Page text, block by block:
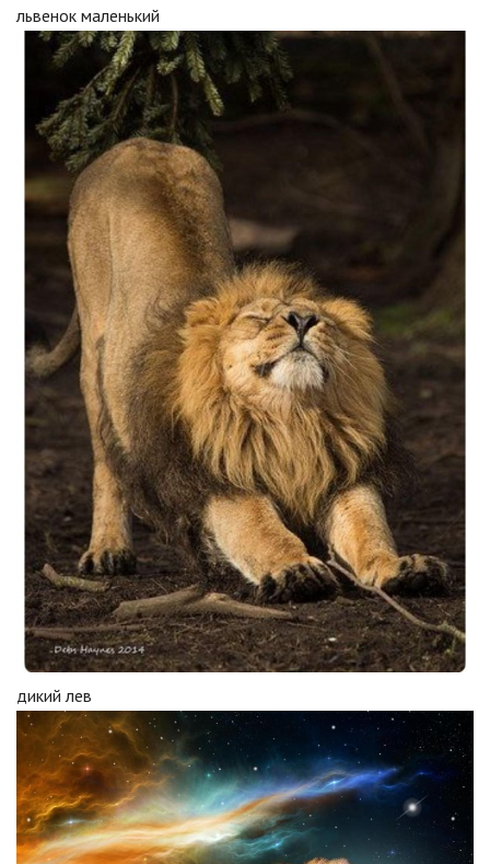
львенок маленький
дикий лев